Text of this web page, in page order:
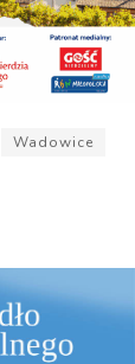
Wadowice